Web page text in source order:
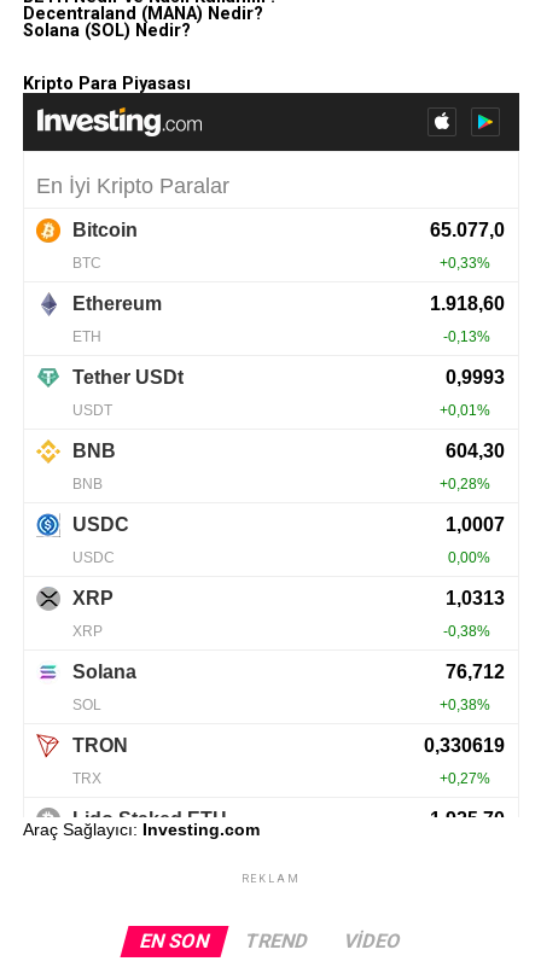
Decentraland (MANA) Nedir?
Solana (SOL) Nedir?
Kripto Para Piyasası
Araç Sağlayıcı: Investing.com
REKLAM
EN SON TREND VIDEO